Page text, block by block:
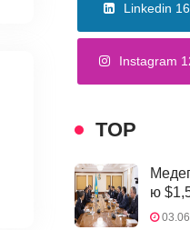
Linkedin
Instagram
TOP
ю